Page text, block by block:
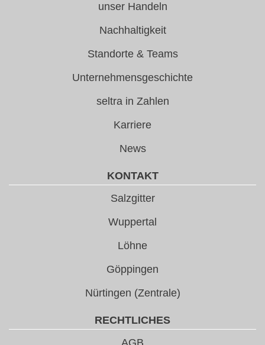
unser Handeln
Nachhaltigkeit
Standorte & Teams
Unternehmensgeschichte
seltra in Zahlen
Karriere
News
KONTAKT
Salzgitter
Wuppertal
Löhne
Göppingen
Nürtingen (Zentrale)
RECHTLICHES
AGB